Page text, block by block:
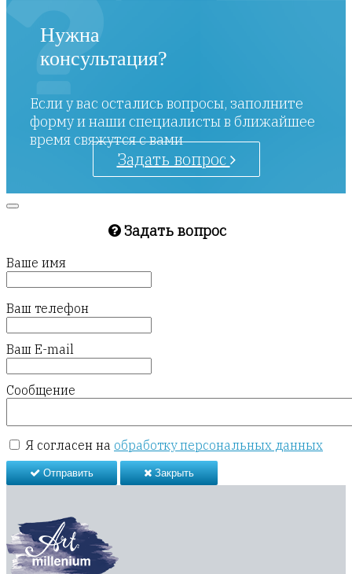
Нужна
консультация?
Если у вас остались вопросы, заполните
форму и наши специалисты в ближайшее
время свяжутся с вами
Задать вопрос
Задать вопрос
Ваше имя
Ваш телефон
Ваш E-mail
Сообщение
Я согласен на обработку персональных данных
Отправить Закрыть